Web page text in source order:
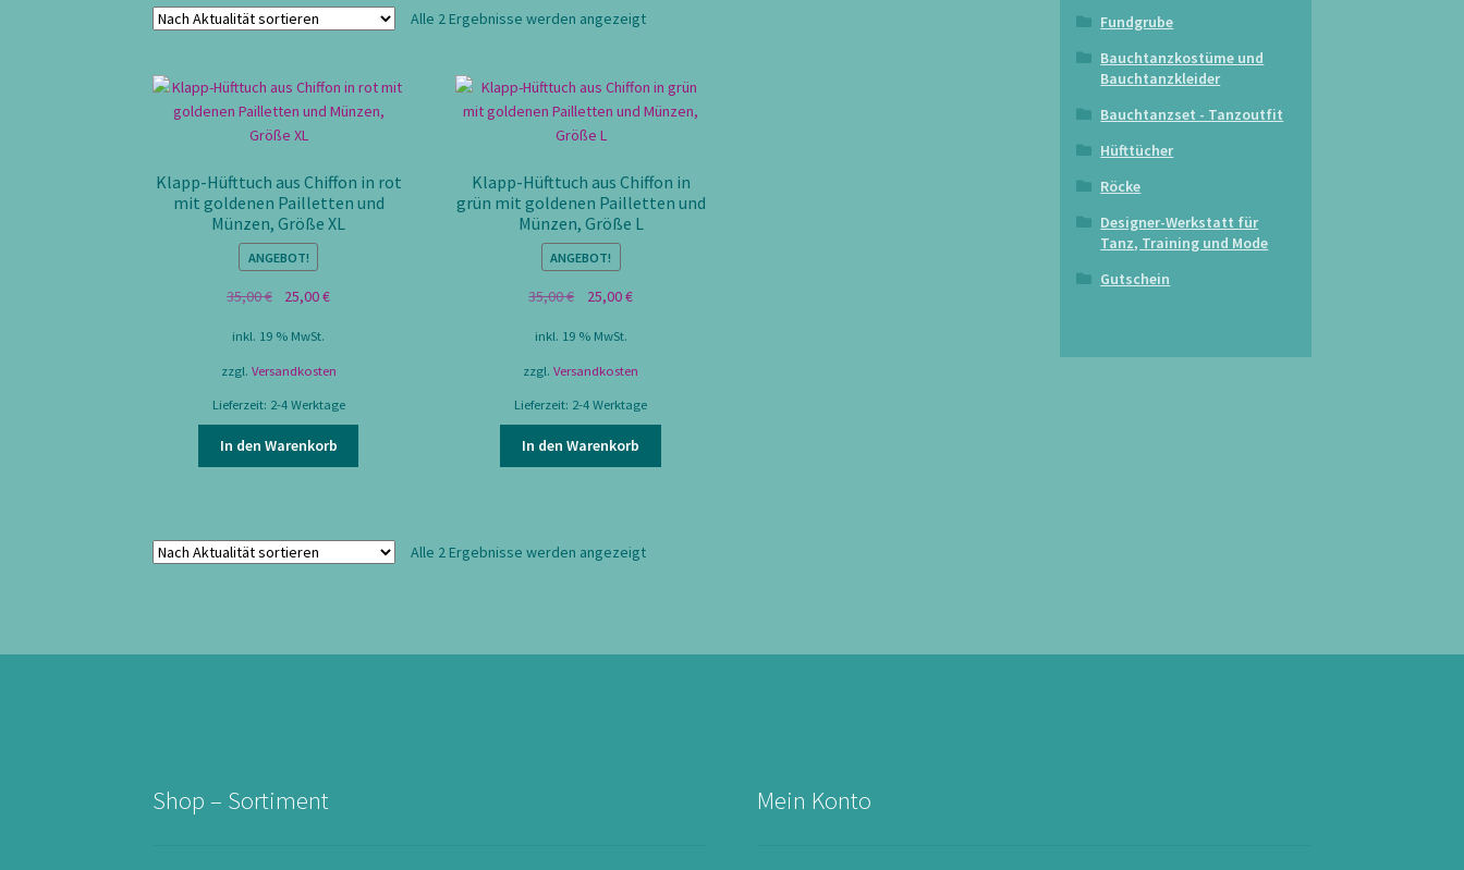
Alle 2 Ergebnisse werden angezeigtNach
Klapp-Hüfttuch aus Chiffon in rot
mit goldenen Pailletten und
Münzen, Größe XL
ANGEBOT!
35,00€
Ursprünglicher
war:
35,00 €
25,00€Aktueller
25,00 €.
inkl. 19 % MwSt.
zzgl. Versandkosten
Lieferzeit: 2-4 Werktage
In den Warenkorb
Klapp-Hüfttuch aus Chiffon in
grün mit goldenen Pailletten und
Münzen, Größe L
ANGEBOT!
35,00€
Ursprünglicher
war:
35,00 €
25,00€Aktueller
25,00 €.
inkl. 19 % MwSt.
zzgl.Versandkosten
Lieferzeit: 2-4 Werktage
In den Warenkorb
Alle 2 Ergebnisse werden angezeigtNach
Fundgrube
Bauchtanzkostüme und
Bauchtanzkleider
Bauchtanzset - Tanzoutfit
Hüfttücher
Röcke
Designer-Werkstatt für
Tanz, Training und Mode
Gutschein
Shop – Sortiment Mein Konto